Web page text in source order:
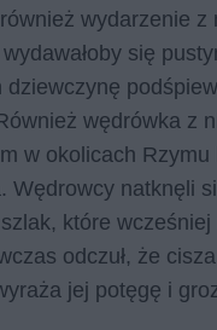
wydarzenie z
wydawałoby się
dziewczynę
wędrówka z
w okolicach Rzymu
Wędrowcy natknęli
które wcześniej
odczuł, że
jej potęgę i